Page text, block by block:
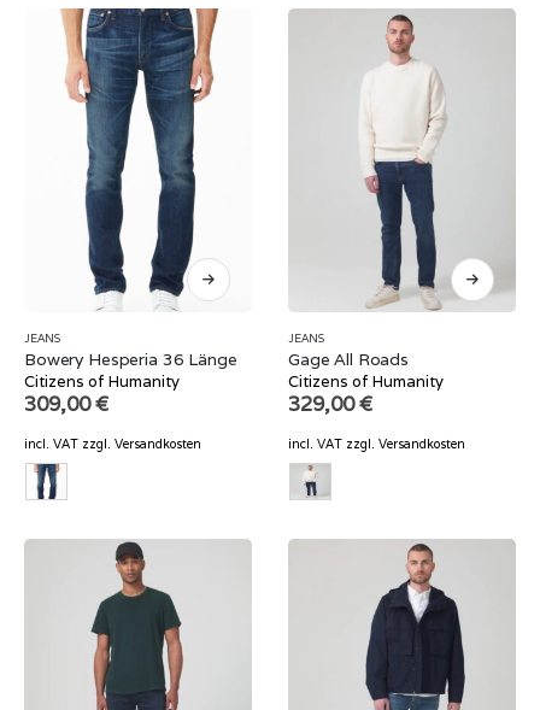
JEANS
Bowery Hesperia 36 Länge
Citizens of Humanity
309,00€
incl. VAT zzgl. Versandkosten
JEANS
Gage All Roads
Citizens of Humanity
329,00€
incl. VAT zzgl. Versandkosten